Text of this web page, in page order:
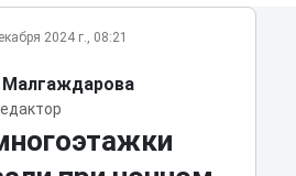
2024 г., 08:21
Малгаждарова